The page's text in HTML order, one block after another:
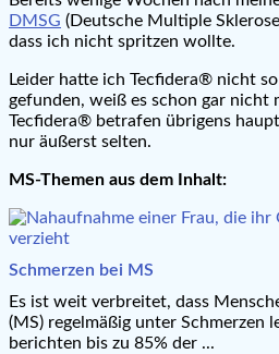
DMSG (Deutsche Multiple
dass ich nicht spritzen wollte.
Leider hatte ich Tecfidera® nicht
gefunden, weiß es schon gar nicht
Tecfidera® betrafen übrigens
nur äußerst selten.
MS-Themen aus dem Inhalt:
Schmerzen bei MS
Es ist weit verbreitet, dass
(MS) regelmäßig unter Schmerzen
berichten bis zu 85% der ...